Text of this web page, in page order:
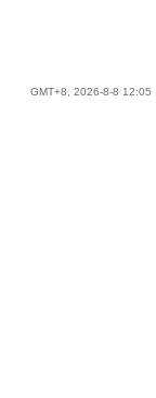
GMT+8, 2026-8-8 12:05